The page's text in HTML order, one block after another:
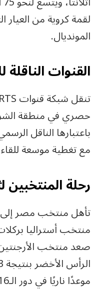
لقمة كروية من
المونديال.
القنوات الناقلة
حصري في منطقة
مع تغطية موسعة
رحلة المنتخبين
تأهل منتخب مصر إلى
صعد منتخب
موعدًا ناريًا في دور الـ16 من البطولة.